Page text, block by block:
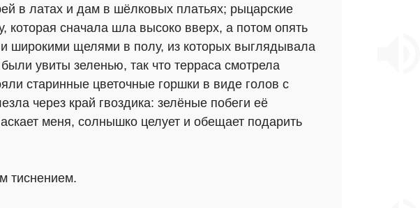
в латах и дам в шёлковых платьях; рыцарские
сначала шла высоко вверх, а потом опять
широкими щелями в полу, из которых выглядывала
увиты зеленью, так что терраса смотрела
старинные цветочные горшки в виде голов с
через край гвоздика: зелёные побеги её
меня, солнышко целует и обещает подарить
тиснением.